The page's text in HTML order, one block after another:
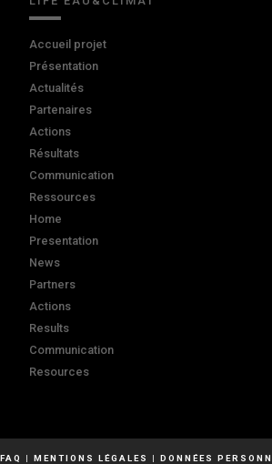
Accueil projet
Présentation
Actualités
Partenaires
Actions
Résultats
Communication
Ressources
Home
Presentation
News
Partners
Actions
Results
Communication
Resources
FAQ | MENTIONS LÉGALES | DONNÉES